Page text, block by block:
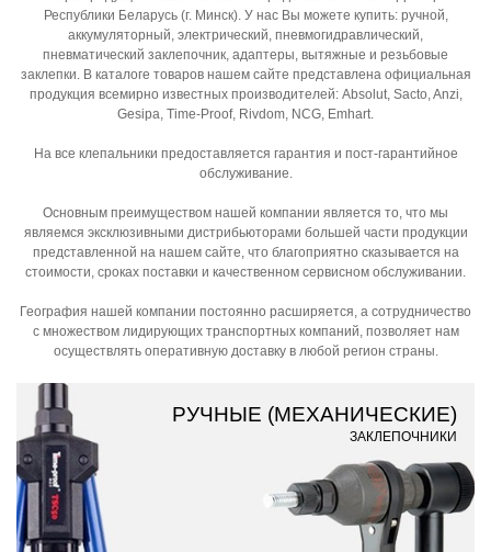
Республики Беларусь (г. Минск). У нас Вы можете купить: ручной,
аккумуляторный, электрический, пневмогидравлический,
пневматический заклепочник, адаптеры, вытяжные и резьбовые
заклепки. В каталоге товаров нашем сайте представлена официальная
продукция всемирно известных производителей: Absolut, Sacto, Anzi,
Gesipa, Time-Proof, Rivdom, NCG, Emhart.
На все клепальники предоставляется гарантия и пост-гарантийное
обслуживание.
Основным преимуществом нашей компании является то, что мы
являемся эксклюзивными дистрибьюторами большей части продукции
представленной на нашем сайте, что благоприятно сказывается на
стоимости, сроках поставки и качественном сервисном обслуживании.
География нашей компании постоянно расширяется, а сотрудничество
с множеством лидирующих транспортных компаний, позволяет нам
осуществлять оперативную доставку в любой регион страны.
РУЧНЫЕ (МЕХАНИЧЕСКИЕ)
ЗАКЛЕПОЧНИКИ